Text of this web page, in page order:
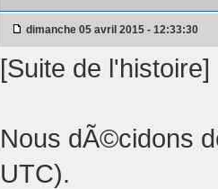
dimanche 05 avril 2015 - 12:33:30
[Suite de l'histoire]
Nous dÃ©cidons
UTC).